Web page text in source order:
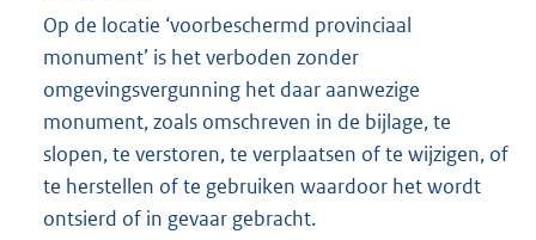
Op de locatie ‘voorbeschermd provinciaal
monument’ is het verboden zonder
omgevingsvergunning het daar aanwezige
monument, zoals omschreven in de bijlage, te
slopen, te verstoren, te verplaatsen of te wijzigen, of
te herstellen of te gebruiken waardoor het wordt
ontsierd of in gevaar gebracht.